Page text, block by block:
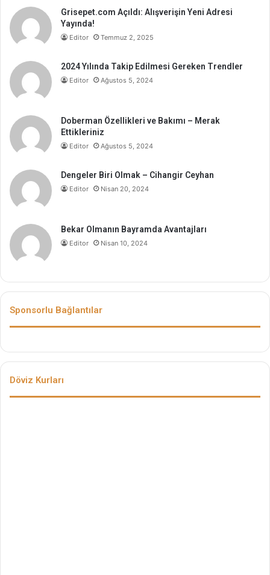
Grisepet.com Açıldı: Alışverişin Yeni Adresi
Yayında!
Editor Temmuz 2, 2025
2024 Yılında Takip Edilmesi Gereken Trendler
Editor Ağustos 5, 2024
Doberman Özellikleri ve Bakımı – Merak
Ettikleriniz
Editor Ağustos 5, 2024
Dengeler Biri Olmak – Cihangir Ceyhan
Editor Nisan 20, 2024
Bekar Olmanın Bayramda Avantajları
Editor Nisan 10, 2024
Sponsorlu Bağlantılar
Döviz Kurları